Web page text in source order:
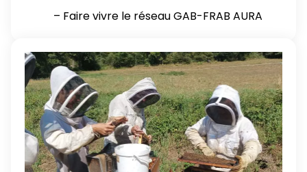
– Faire vivre le réseau GAB-FRAB AURA